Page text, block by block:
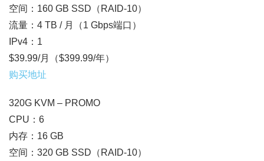
空间：160 GB SSD（RAID-10）
流量：4 TB / 月（1 Gbps端口）
IPv4：1
$39.99/月（$399.99/年）
购买地址
320G KVM – PROMO
CPU：6
内存：16 GB
空间：320 GB SSD（RAID-10）